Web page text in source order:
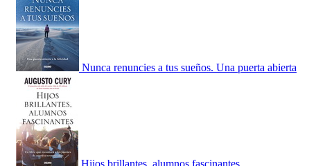
Nunca renuncies a tus sueños. Una puerta abierta